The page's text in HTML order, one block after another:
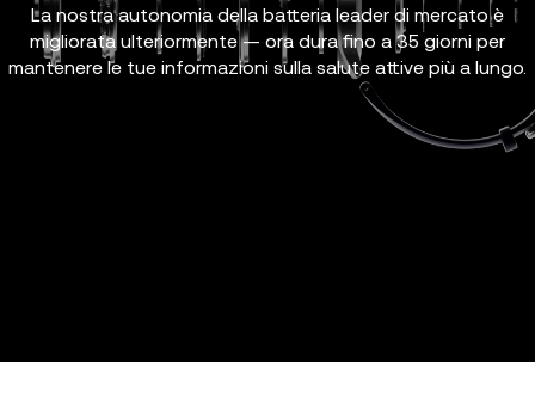
La nostra autonomia della batteria leader di mercato è
migliorata ulteriormente — ora dura fino a 35 giorni per
mantenere le tue informazioni sulla salute attive più a lungo.